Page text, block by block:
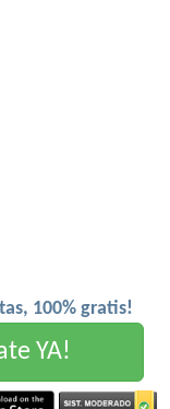
100% gratis!
YA!